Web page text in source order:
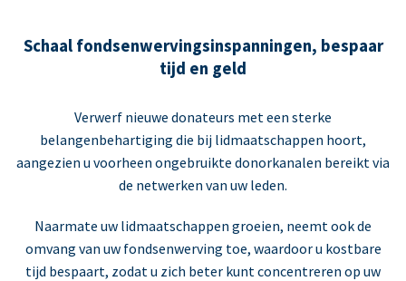
Schaal fondsenwervingsinspanningen, bespaar
tijd en geld
Verwerf nieuwe donateurs met een sterke
belangenbehartiging die bij lidmaatschappen hoort,
aangezien u voorheen ongebruikte donorkanalen bereikt via
de netwerken van uw leden.
Naarmate uw lidmaatschappen groeien, neemt ook de
omvang van uw fondsenwerving toe, waardoor u kostbare
tijd bespaart, zodat u zich beter kunt concentreren op uw